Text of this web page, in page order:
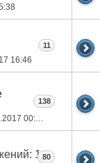
16:46
11
00:25
138
80